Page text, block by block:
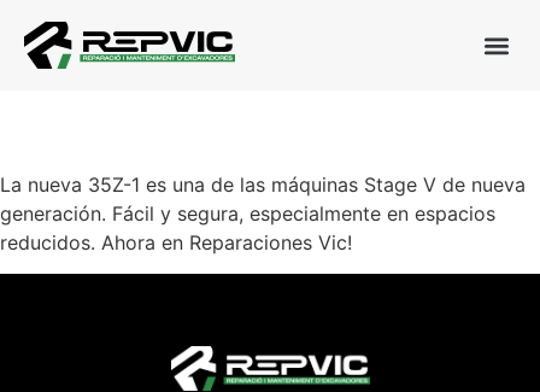
La nueva 35Z-1 es una de las máquinas Stage V de nueva
generación. Fácil y segura, especialmente en espacios
reducidos. Ahora en Reparaciones Vic!